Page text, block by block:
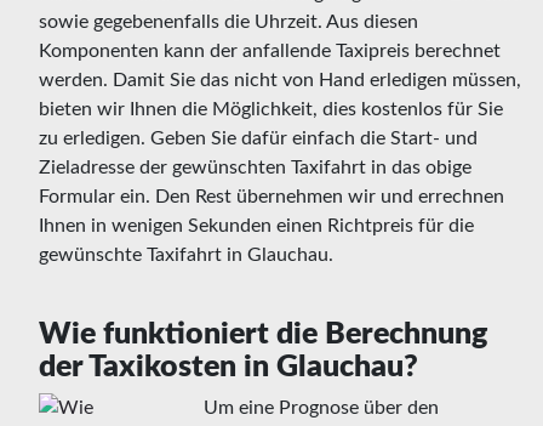
sowie gegebenenfalls die Uhrzeit. Aus diesen
Komponenten kann der anfallende Taxipreis berechnet
werden. Damit Sie das nicht von Hand erledigen müssen,
bieten wir Ihnen die Möglichkeit, dies kostenlos für Sie
zu erledigen. Geben Sie dafür einfach die Start- und
Zieladresse der gewünschten Taxifahrt in das obige
Formular ein. Den Rest übernehmen wir und errechnen
Ihnen in wenigen Sekunden einen Richtpreis für die
gewünschte Taxifahrt in Glauchau.
Wie funktioniert die Berechnung
der Taxikosten in Glauchau?
Um eine Prognose über den